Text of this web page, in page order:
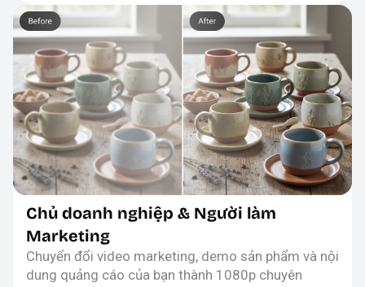
Chủ doanh nghiệp & Người làm
Marketing
Chuyển đổi video marketing, demo sản phẩm và nội
dung quảng cáo của bạn thành 1080p chuyên